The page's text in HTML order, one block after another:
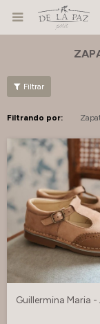

Filtrando por:
Guillermina Maria